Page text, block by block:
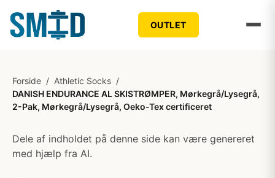
OUTLET
Forside / Athletic Socks /
DANISH ENDURANCE AL SKISTRØMPER, Mørkegrå/Lysegrå,
2-Pak, Mørkegrå/Lysegrå, Oeko-Tex certificeret
Dele af indholdet på denne side kan være genereret
med hjælp fra AI.